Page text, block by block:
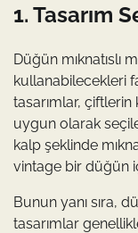
1. Tasarım
Düğün mıknatıslı
kullanabilecekleri
tasarımlar,
uygun olarak
kalp şeklinde
vintage bir düğün
Bunun yanı sıra,
tasarımlar